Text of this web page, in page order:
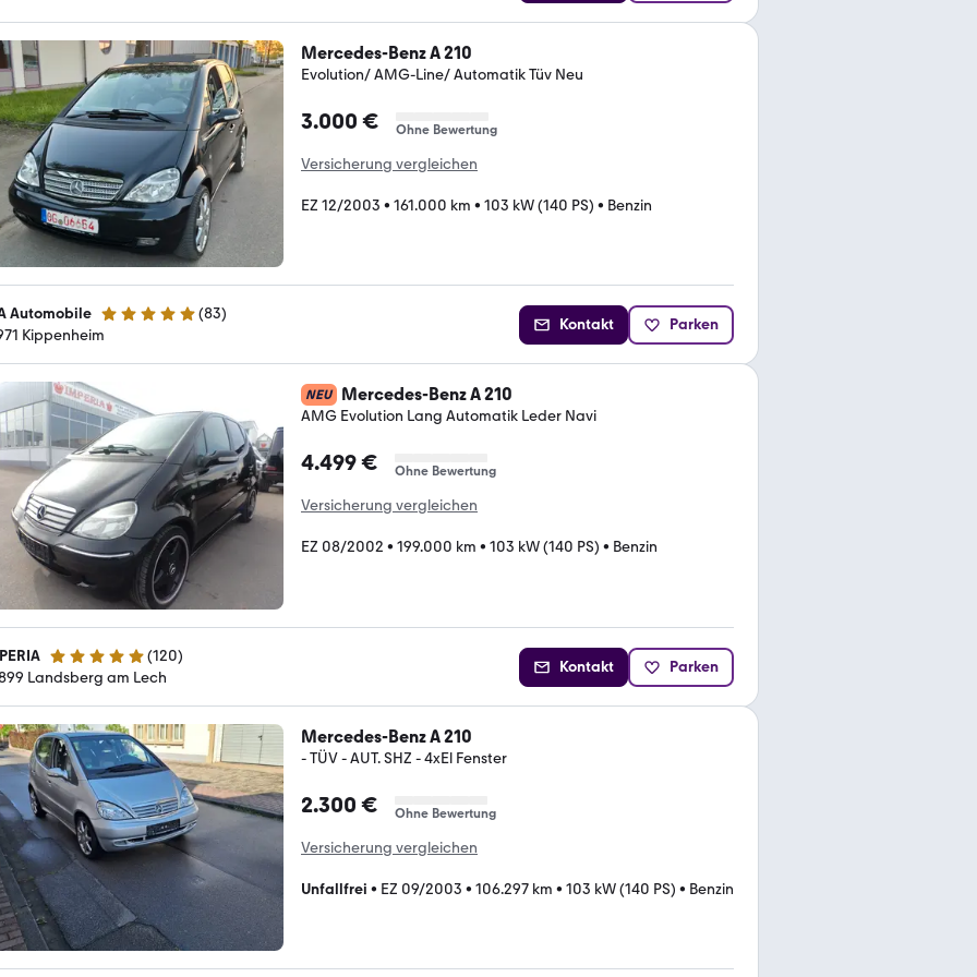
Mercedes-Benz A 210
Evolution/ AMG-Line/ Automatik Tüv Neu
3.000 € Ohne Bewertung
Versicherung vergleichen
EZ 12/2003 • 161.000 km • 103 kW (140 PS) • Benzin
Automobile 4.9 Sterne (83)
Kippenheim
Kontakt Parken
NEU Mercedes-Benz A 210
AMG Evolution Lang Automatik Leder Navi
4.499 € Ohne Bewertung
Versicherung vergleichen
EZ 08/2002 • 199.000 km • 103 kW (140 PS) • Benzin
4.8 Sterne (120)
Landsberg am Lech
Kontakt Parken
Mercedes-Benz A 210
- TÜV - AUT. SHZ - 4xEl Fenster
2.300 € Ohne Bewertung
Versicherung vergleichen
Unfallfrei • EZ 09/2003 • 106.297 km • 103 kW (140 PS) • Benzin